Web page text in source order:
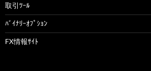
取引ﾂｰﾙ
ﾊﾞｲﾅﾘｰｵﾌﾟｼｮﾝ
FX情報ｻｲﾄ